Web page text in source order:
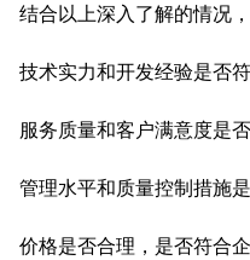
结合以上深入了解的情况
技术实力和开发经验是否
服务质量和客户满意度是否
管理水平和质量控制措施是
价格是否合理，是否符合企